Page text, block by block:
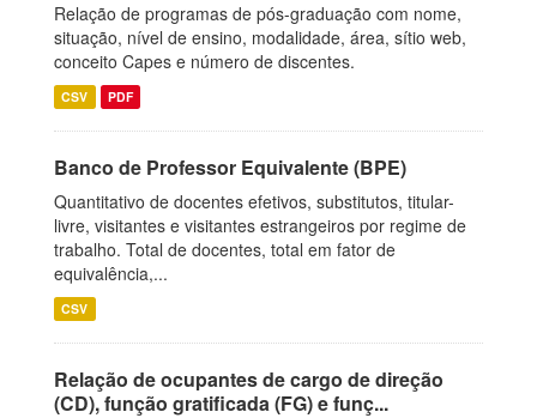
Relação de programas de pós-graduação com nome,
situação, nível de ensino, modalidade, área, sítio web,
conceito Capes e número de discentes.
CSV PDF
Banco de Professor Equivalente (BPE)
Quantitativo de docentes efetivos, substitutos, titular-
livre, visitantes e visitantes estrangeiros por regime de
trabalho. Total de docentes, total em fator de
equivalência,...
CSV
Relação de ocupantes de cargo de direção
(CD), função gratificada (FG) e funç...